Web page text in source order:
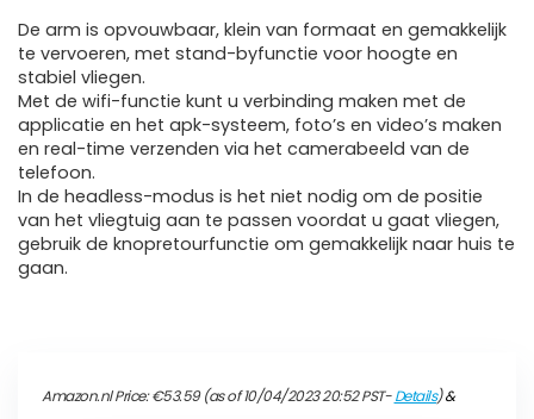
De arm is opvouwbaar, klein van formaat en gemakkelijk
te vervoeren, met stand-byfunctie voor hoogte en
stabiel vliegen.
Met de wifi-functie kunt u verbinding maken met de
applicatie en het apk-systeem, foto’s en video’s maken
en real-time verzenden via het camerabeeld van de
telefoon.
In de headless-modus is het niet nodig om de positie
van het vliegtuig aan te passen voordat u gaat vliegen,
gebruik de knopretourfunctie om gemakkelijk naar huis te
gaan.
Amazon.nl Price:€53.59(as of 10/04/2023 20:52 PST-Details)&